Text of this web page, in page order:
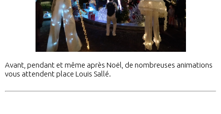
Avant, pendant et même après Noël, de nombreuses animations
vous attendent place Louis Sallé.